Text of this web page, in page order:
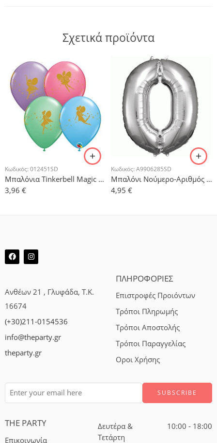
Σχετικά προϊόντα
Κωδικός: 012451SD
Μπαλόνια Tinkerbell Magic – 5τμχ.
3,96 €
Κωδικός: A9906285SD
Μπαλόνι Νούμερο-Αριθμός 0 Ασημί 88x55cm
4,95 €
Ανθέων 21 , Γλυφάδα, Τ.Κ.
16674
(+30)211-0154536
info@theparty.gr
theparty.gr
ΠΛΗΡΟΦΟΡΙΕΣ
Επιστροφές Προιόντων
Τρόποι Πληρωμής
Τρόποι Αποστολής
Τρόποι Παραγγελίας
Οροι Χρήσης
THE PARTY
Επικοινωνία
Δευτέρα &
Τετάρτη
10:00 - 18:00